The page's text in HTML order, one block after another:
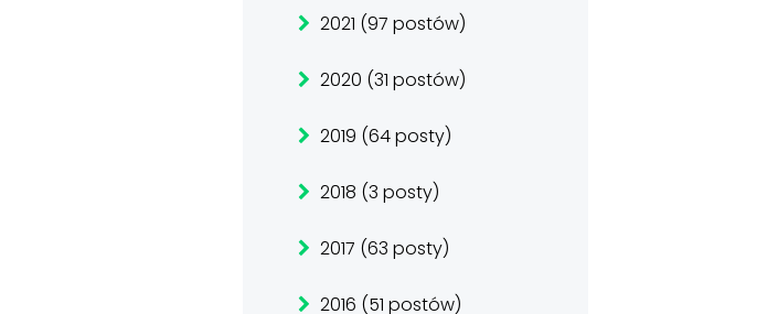
2021 (97 postów)
2020 (31 postów)
2019 (64 posty)
2018 (3 posty)
2017 (63 posty)
2016 (51 postów)